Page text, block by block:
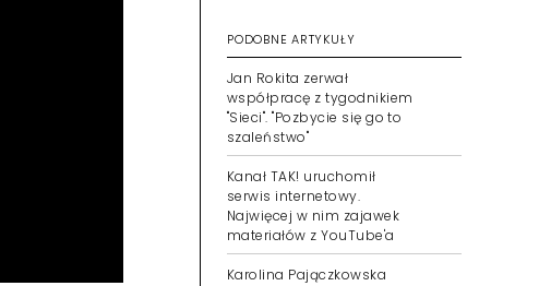
PODOBNE ARTYKUŁY
Jan Rokita zerwał
współpracę z tygodnikiem
"Sieci". "Pozbycie się go to
szaleństwo"
Kanał TAK! uruchomił
serwis internetowy.
Najwięcej w nim zajawek
materiałów z YouTube'a
Karolina Pajączkowska